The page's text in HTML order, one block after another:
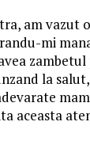
am vazut
mi
la
aceasta